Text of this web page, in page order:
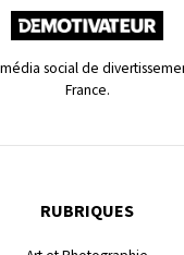
social de
France.
RUBRIQUES